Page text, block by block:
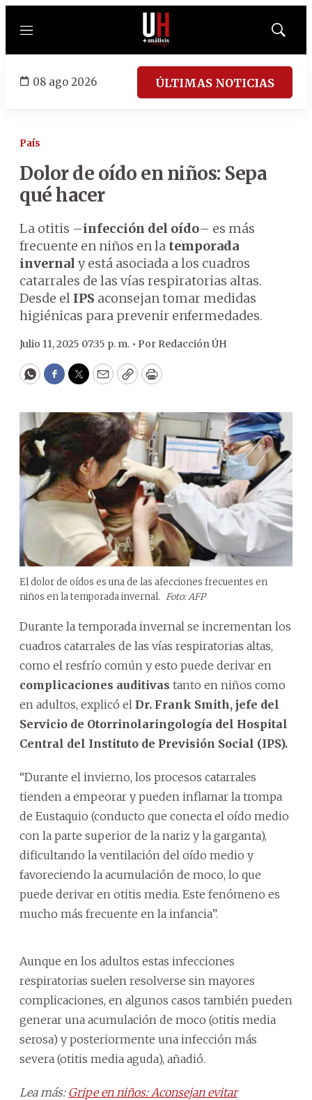
Menú
Mostrar
08 ago 2026 ÚLTIMAS NOTICIAS
País
Dolor de oído en niños: Sepa
qué hacer
La otitis –infección del oído– es más
frecuente en niños en la temporada
invernal y está asociada a los cuadros
catarrales de las vías respiratorias altas.
Desde el IPS aconsejan tomar medidas
higiénicas para prevenir enfermedades.
Julio 11, 2025 07:35 p. m. • Por Redacción ÚH
WhatsApp
Facebook
Twitter
EmailCopyPrint
El dolor de oídos es una de las afecciones frecuentes en
niños en la temporada invernal. Foto: AFP
Durante la temporada invernal se incrementan los
cuadros catarrales de las vías respiratorias altas,
como el resfrío común y esto puede derivar en
complicaciones auditivas tanto en niños como
en adultos, explicó el Dr. Frank Smith, jefe del
Servicio de Otorrinolaringología del Hospital
Central del Instituto de Previsión Social (IPS).
“Durante el invierno, los procesos catarrales
tienden a empeorar y pueden inflamar la trompa
de Eustaquio (conducto que conecta el oído medio
con la parte superior de la nariz y la garganta),
dificultando la ventilación del oído medio y
favoreciendo la acumulación de moco, lo que
puede derivar en otitis media. Este fenómeno es
mucho más frecuente en la infancia”.
Aunque en los adultos estas infecciones
respiratorias suelen resolverse sin mayores
complicaciones, en algunos casos también pueden
generar una acumulación de moco (otitis media
serosa) y posteriormente una infección más
severa (otitis media aguda), añadió.
Lea más: Gripe en niños: Aconsejan evitar